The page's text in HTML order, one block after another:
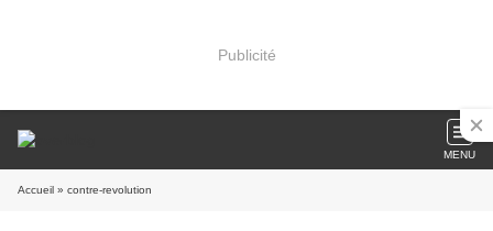
Publicité
MENU
Accueil » contre-revolution